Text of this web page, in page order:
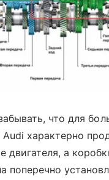
что для
характерно
двигателя, а
поперечно